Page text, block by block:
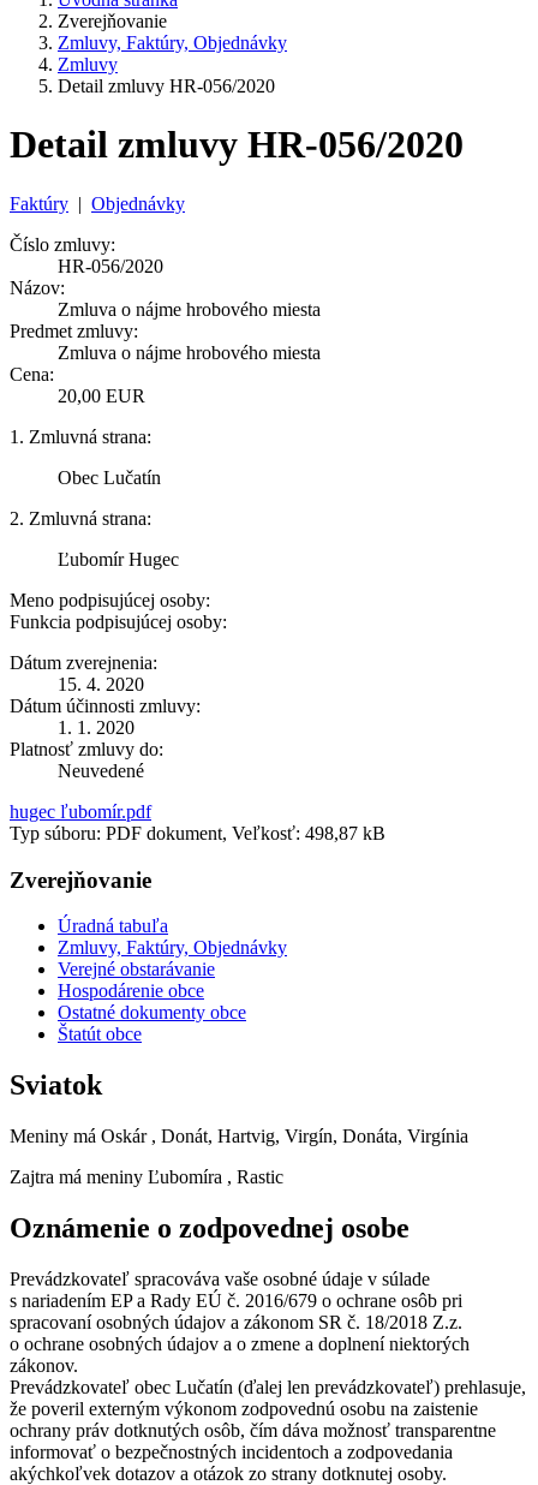
Zverejňovanie
Zmluvy, Faktúry, Objednávky
Zmluvy
Detail zmluvy HR-056/2020
Detail zmluvy HR-056/2020
Faktúry | Objednávky
Číslo zmluvy:
HR-056/2020
Názov:
Zmluva o nájme hrobového miesta
Predmet zmluvy:
Zmluva o nájme hrobového miesta
Cena:
20,00 EUR
1. Zmluvná strana:
Obec Lučatín
2. Zmluvná strana:
Ľubomír Hugec
Meno podpisujúcej osoby:
Funkcia podpisujúcej osoby:
Dátum zverejnenia:
15. 4. 2020
Dátum účinnosti zmluvy:
1. 1. 2020
Platnosť zmluvy do:
Neuvedené
hugec ľubomír.pdf
Typ súboru: PDF dokument, Veľkosť: 498,87 kB
Zverejňovanie
Úradná tabuľa
Zmluvy, Faktúry, Objednávky
Verejné obstarávanie
Hospodárenie obce
Ostatné dokumenty obce
Štatút obce
Sviatok
Meniny má Oskár , Donát, Hartvig, Virgín, Donáta, Virgínia
Zajtra má meniny Ľubomíra , Rastic
Oznámenie o zodpovednej osobe
Prevádzkovateľ spracováva vaše osobné údaje v súlade
s nariadením EP a Rady EÚ č. 2016/679 o ochrane osôb pri
spracovaní osobných údajov a zákonom SR č. 18/2018 Z.z.
o ochrane osobných údajov a o zmene a doplnení niektorých
zákonov.
Prevádzkovateľ obec Lučatín (ďalej len prevádzkovateľ) prehlasuje,
že poveril externým výkonom zodpovednú osobu na zaistenie
ochrany práv dotknutých osôb, čím dáva možnosť transparentne
informovať o bezpečnostných incidentoch a zodpovedania
akýchkoľvek dotazov a otázok zo strany dotknutej osoby.